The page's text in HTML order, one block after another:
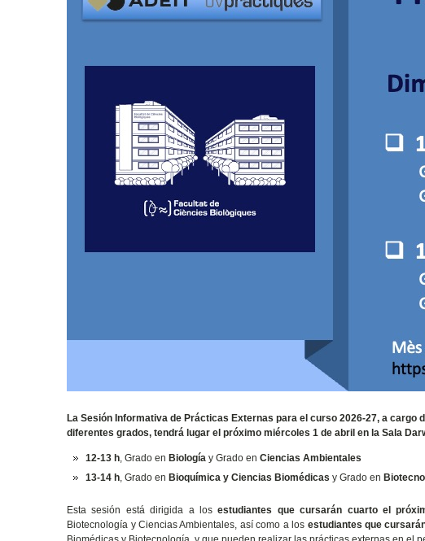
La Sesión Informativa de Prácticas Externas para el curso 2026-27, a
diferentes grados, tendrá lugar el próximo miércoles 1 de abril en la Sala
12-13 h, Grado en Biología y Grado enCiencias Ambientales
13-14 h, Grado en Bioquímica y Ciencias Biomédicas y Grado en
Esta sesión está dirigida a losestudiantes que cursarán cuarto el
Biotecnología y Ciencias Ambientales, así como a los estudiantes que